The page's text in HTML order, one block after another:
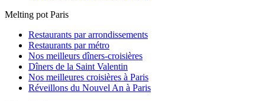
Melting pot Paris
Restaurants par arrondissements
Restaurants par métro
Nos meilleurs dîners-croisières
Dîners de la Saint Valentin
Nos meilleures croisières à Paris
Réveillons du Nouvel An à Paris